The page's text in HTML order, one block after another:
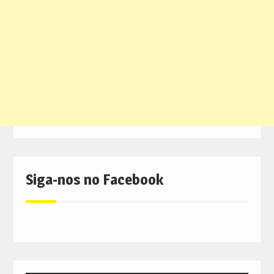
Siga-nos no Facebook